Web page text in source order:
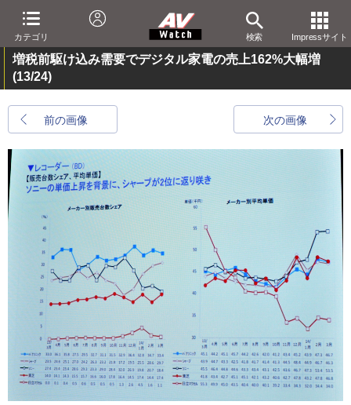
カテゴリ 検索 Impressサイト
増税前駆け込み需要でデジタル家電の売上162%大幅増
(13/24)
前の画像 次の画像